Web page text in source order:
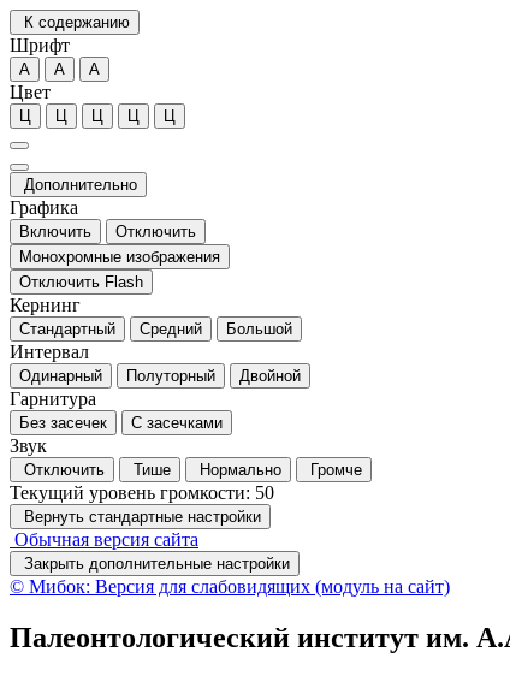
К содержанию
Шрифт
А А А
Цвет
Ц Ц Ц Ц Ц
Дополнительно
Графика
Включить
Отключить
Монохромные изображения
Отключить Flash
Кернинг
Стандартный Средний Большой
Интервал
Одинарный Полуторный Двойной
Гарнитура
Без засечек С засечками
Звук
Отключить Тише Нормально Громче
Текущий уровень громкости: 50
Вернуть стандартные настройки
Обычная версия сайта
Закрыть дополнительные настройки
© Мибок: Версия для слабовидящих (модуль на сайт)
Палеонтологический институт им.